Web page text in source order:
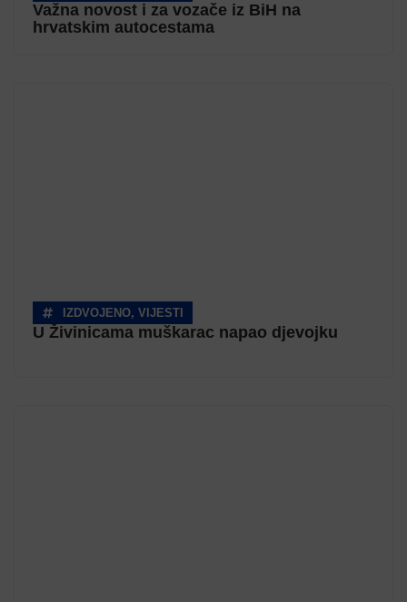
Važna novost i za vozače iz BiH na
hrvatskim autocestama
IZDVOJENO, VIJESTI
U Živinicama muškarac napao djevojku